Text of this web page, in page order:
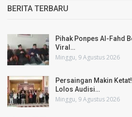
BERITA TERBARU
Pihak Ponpes Al-Fahd
Viral…
Minggu, 9 Agustus 2026
Persaingan Makin
Lolos Audisi…
Minggu, 9 Agustus 2026